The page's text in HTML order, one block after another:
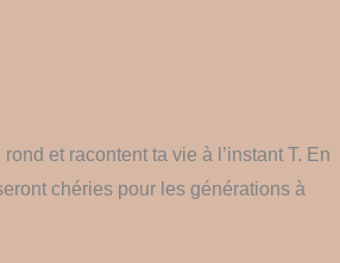
et racontent ta vie à l’instant T. En
chéries pour les générations à